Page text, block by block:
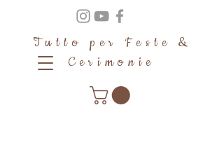
Tutto per Feste &
Cerimonie